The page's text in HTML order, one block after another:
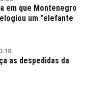
em que Montenegro
um "elefante
as despedidas da